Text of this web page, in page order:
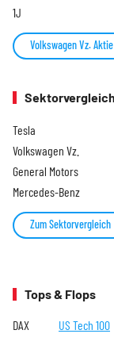
1J
Volkswagen Vz.
Sektorvergleich
Tesla
Volkswagen Vz.
General Motors
Mercedes-Benz
Zum Sektorvergleich
Tops & Flops
DAX US Tech 100